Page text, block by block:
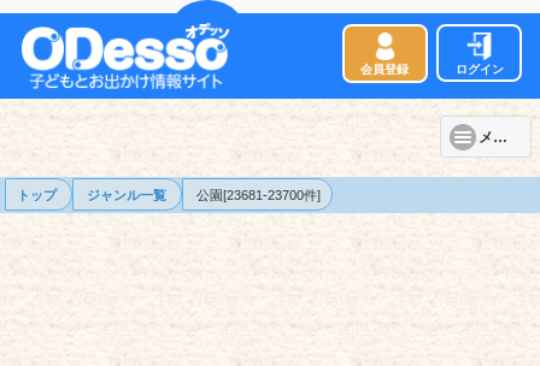
会員登録 ログイン
メニュー
トップ ジャンル一覧 公園[23681-23700件]